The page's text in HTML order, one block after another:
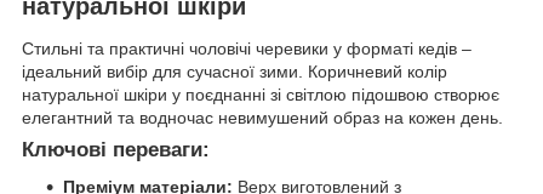
натуральної шкіри
Стильні та практичні чоловічі черевики у форматі кедів –
ідеальний вибір для сучасної зими. Коричневий колір
натуральної шкіри у поєднанні зі світлою підошвою створює
елегантний та водночас невимушений образ на кожен день.
Ключові переваги:
Преміум матеріали: Верх виготовлений з